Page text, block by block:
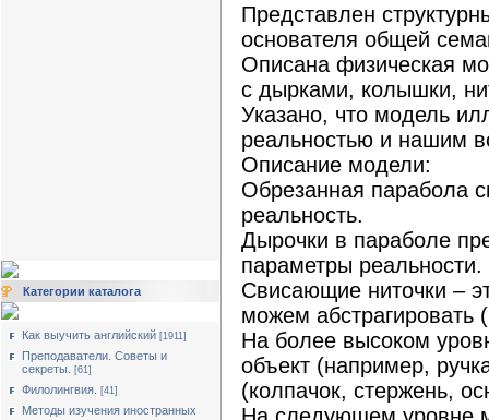
Категории каталога
Как выучить английский [1911]
Преподаватели. Советы и
секреты.
[61]
Филолингвия. [41]
Методы изучения иностранных
Представлен
основателя общей
Описана физическая
с дырками, колышки,
Указано, что модель
реальностью и нашим
Описание модели:
Обрезанная парабола
реальность.
Дырочки в параболе
параметры реальности.
Свисающие ниточки –
можем
На более высоком
объект (например,
(колпачок, стержень,